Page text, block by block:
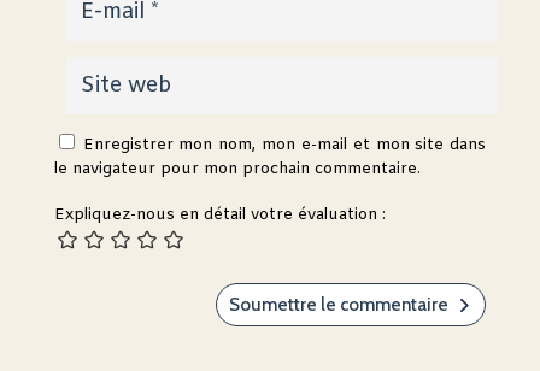
Enregistrer mon nom, mon e-mail et mon site dans
le navigateur pour mon prochain commentaire.
Expliquez-nous en détail votre évaluation :
Soumettre le commentaire